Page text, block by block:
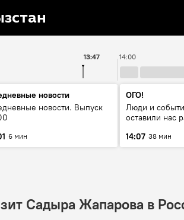
14:00
13:47
новости
новости. Выпуск
6 мин
ОГО!
Люди и
оставили нас
14:07 38 мин
Садыра Жапарова в